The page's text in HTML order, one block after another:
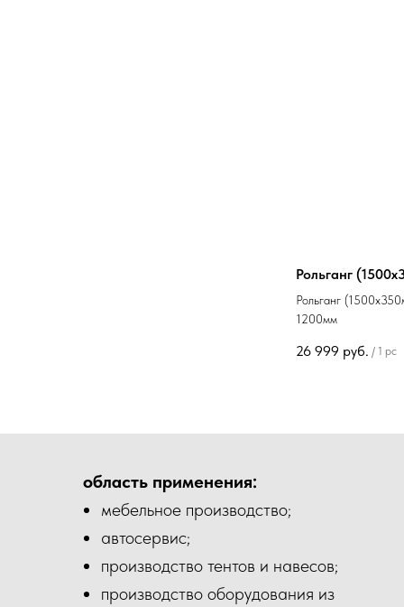
Рольганг
Рольганг
1200мм
26 999 руб. / 1 pc
область применения:
мебельное производство;
автосервис;
производство тентов и навесов;
производство оборудования из